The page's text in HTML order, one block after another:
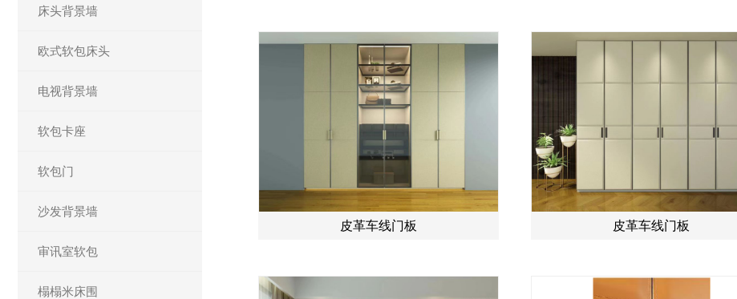
床头背景墙
欧式软包床头
电视背景墙
软包卡座
软包门
沙发背景墙
审讯室软包
榻榻米床围
皮革车线门板 皮革车线门板